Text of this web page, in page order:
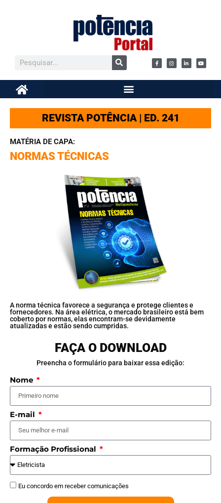
REVISTA POTÊNCIA | ED. 241
MATÉRIA DE CAPA:
NORMAS TÉCNICAS
A norma técnica favorece a segurança e protege clientes e
fornecedores. Na área elétrica, o mercado brasileiro está bem
coberto por normas, elas encontram-se devidamente
atualizadas e estão sendo cumpridas.
FAÇA O DOWNLOAD
Preencha o formulário para baixar essa edição:
Nome
E-mail
Formação Profissional
Eu concordo em receber comunicações